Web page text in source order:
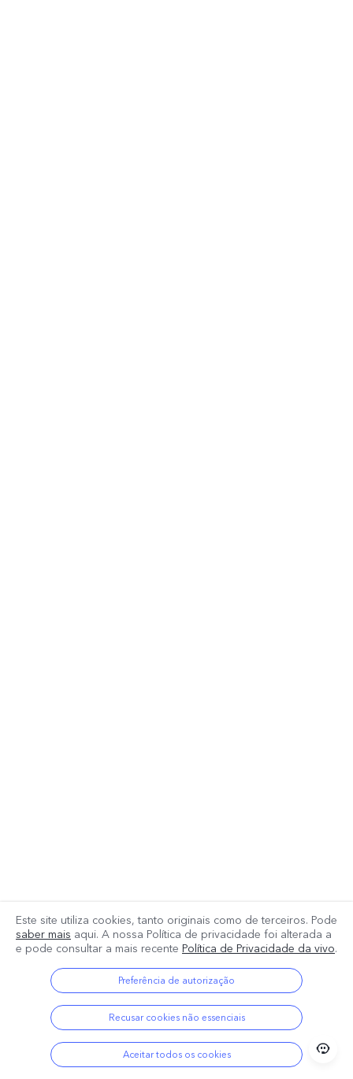
Este site utiliza cookies, tanto originais como de terceiros. Pode
saber mais aqui. A nossa Política de privacidade foi alterada a
e pode consultar a mais recente Política de Privacidade da vivo.
Preferência de autorização
Recusar cookies não essenciais
Aceitar todos os cookies